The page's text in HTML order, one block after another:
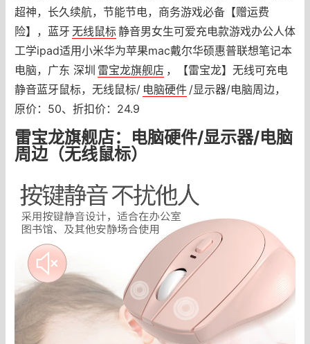
超神，长久续航，节能节电，商务游戏必备【赠运费
险】，蓝牙 无线鼠标静音男女生可爱充电款游戏办公人体
工学ipad适用小米华为苹果mac戴尔华硕惠普联想笔记本
电脑，广东 深圳 雷宝龙旗舰店 ，【雷宝龙】无线可充电
静音蓝牙鼠标，无线鼠标/ 电脑硬件 /显示器/电脑周边，
原价：50、折扣价：24.9
雷宝龙旗舰店：电脑硬件/显示器/电脑
周边（无线鼠标）